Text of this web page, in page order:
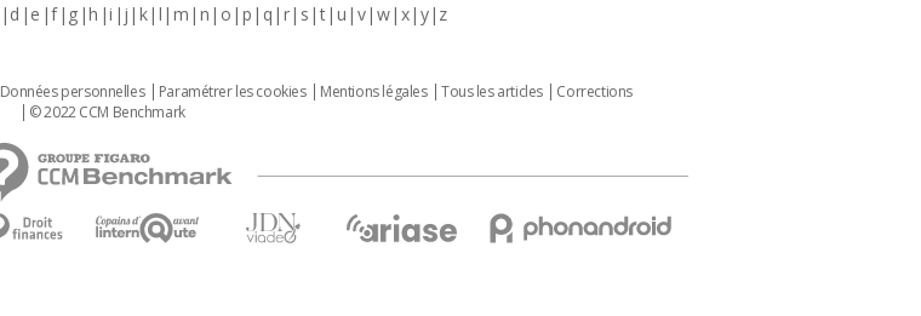
d e f g h i j k l m n o p q r s t u v w x y z
Données personnelles Paramétrer les cookies Mentions légales Tous les articles
Corrections
© 2022 CCM Benchmark